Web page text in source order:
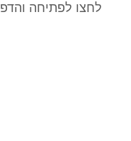
לחצו לפתיחה